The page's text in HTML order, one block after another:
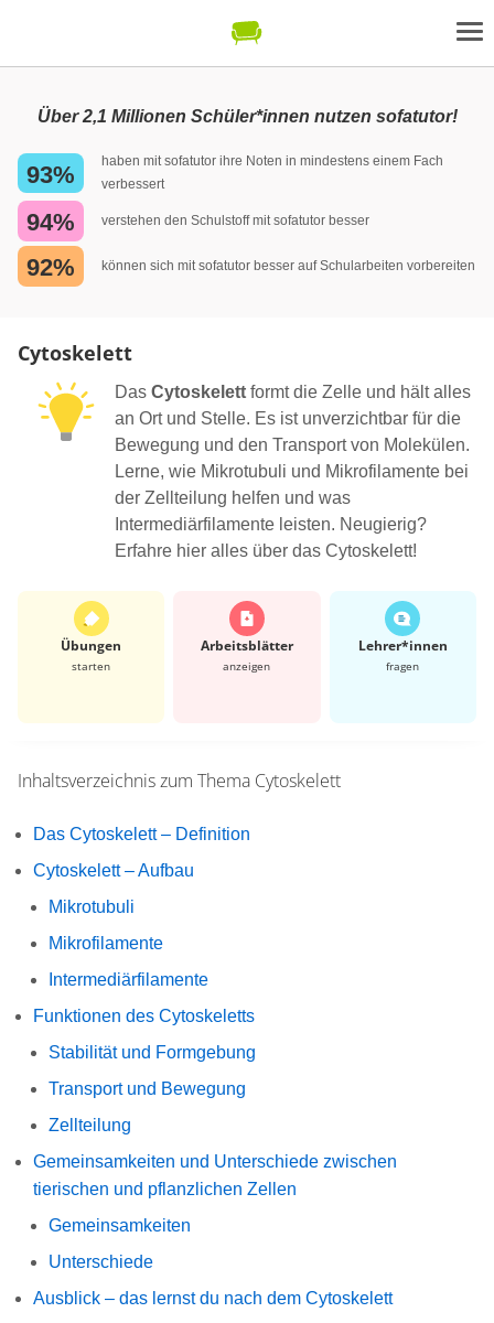
Über 2,1 Millionen Schüler*innen nutzen sofatutor!
93%
haben mit sofatutor ihre Noten in mindestens einem Fach
verbessert
94% verstehen den Schulstoff mit sofatutor besser
92% können sich mit sofatutor besser auf Schularbeiten vorbereiten
Cytoskelett
Das Cytoskelett formt die Zelle und hält alles
an Ort und Stelle. Es ist unverzichtbar für die
Bewegung und den Transport von Molekülen.
Lerne, wie Mikrotubuli und Mikrofilamente bei
der Zellteilung helfen und was
Intermediärfilamente leisten. Neugierig?
Erfahre hier alles über das Cytoskelett!
Übungen
starten
Arbeits­blätter
anzeigen
Lehrer*​innen
fragen
Inhaltsverzeichnis zum Thema Cytoskelett
Das Cytoskelett – Definition
Cytoskelett – Aufbau
Mikrotubuli
Mikrofilamente
Intermediärfilamente
Funktionen des Cytoskeletts
Stabilität und Formgebung
Transport und Bewegung
Zellteilung
Gemeinsamkeiten und Unterschiede zwischen
tierischen und pflanzlichen Zellen
Gemeinsamkeiten
Unterschiede
Ausblick – das lernst du nach dem Cytoskelett